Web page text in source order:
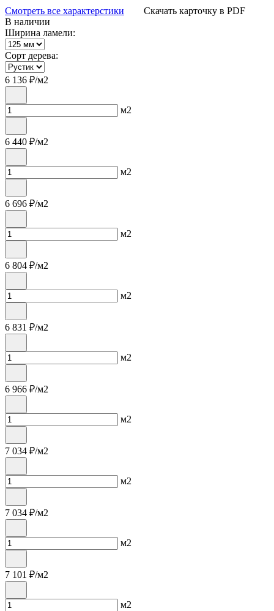
Смотреть все характерстики
Скачать карточку в PDF
В наличии
Ширина ламели:
Сорт дерева:
6 136 ₽/м2
м2
6 440 ₽/м2
м2
6 696 ₽/м2
м2
6 804 ₽/м2
м2
6 831 ₽/м2
м2
6 966 ₽/м2
м2
7 034 ₽/м2
м2
7 034 ₽/м2
м2
7 101 ₽/м2
м2